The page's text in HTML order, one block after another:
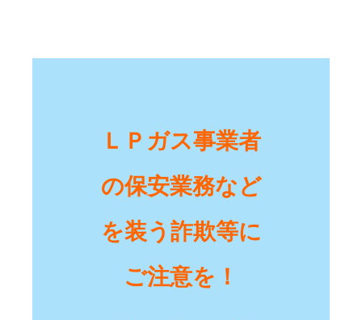
ＬＰガス事業者
の保安業務など
を装う詐欺等に
ご注意を！